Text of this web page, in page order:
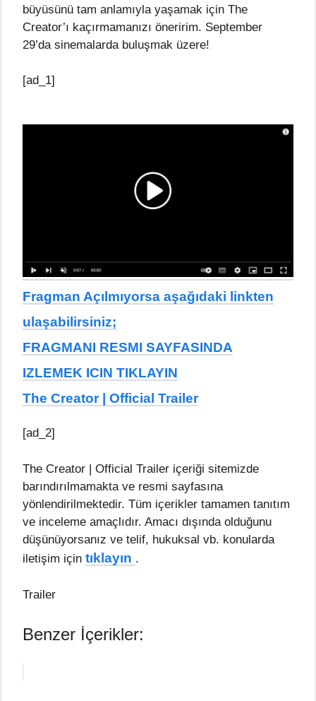
büyüsünü tam anlamıyla yaşamak için The
Creator’ı kaçırmamanızı öneririm. September
29’da sinemalarda buluşmak üzere!
[ad_1]
Fragman Açılmıyorsa aşağıdaki linkten
ulaşabilirsiniz;
FRAGMANI RESMI SAYFASINDA
IZLEMEK ICIN TIKLAYIN
The Creator | Official Trailer
[ad_2]
The Creator | Official Trailer içeriği sitemizde
barındırılmamakta ve resmi sayfasına
yönlendirilmektedir. Tüm içerikler tamamen tanıtım
ve inceleme amaçlıdır. Amacı dışında olduğunu
düşünüyorsanız ve telif, hukuksal vb. konularda
iletişim için tıklayın .
Trailer
Benzer İçerikler: